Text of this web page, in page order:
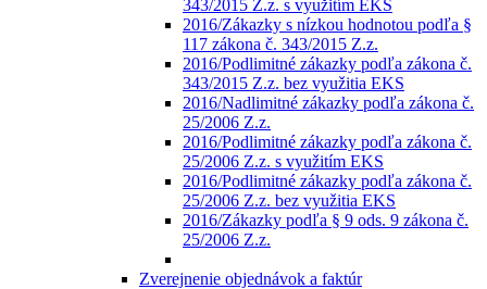
343/2015 Z.z. s využitím EKS
2016/Zákazky s nízkou hodnotou podľa §
117 zákona č. 343/2015 Z.z.
2016/Podlimitné zákazky podľa zákona č.
343/2015 Z.z. bez využitia EKS
2016/Nadlimitné zákazky podľa zákona č.
25/2006 Z.z.
2016/Podlimitné zákazky podľa zákona č.
25/2006 Z.z. s využitím EKS
2016/Podlimitné zákazky podľa zákona č.
25/2006 Z.z. bez využitia EKS
2016/Zákazky podľa § 9 ods. 9 zákona č.
25/2006 Z.z.
Zverejnenie objednávok a faktúr